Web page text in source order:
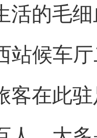
活的毛
候车厅
客在此